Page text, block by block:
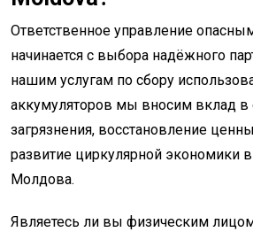
Ответственное управление
начинается с выбора надёжного
нашим услугам по сбору
аккумуляторов мы вносим вклад в
загрязнения, восстановление
развитие циркулярной экономики
Молдова.
Являетесь ли вы физическим